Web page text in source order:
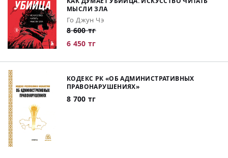
МЫСЛИ ЗЛА
Го Джун Чэ
8 600 тг
6 450 тг
КОДЕКС РК «ОБ АДМИНИСТРАТИВНЫХ
ПРАВОНАРУШЕНИЯХ»
8 700 тг